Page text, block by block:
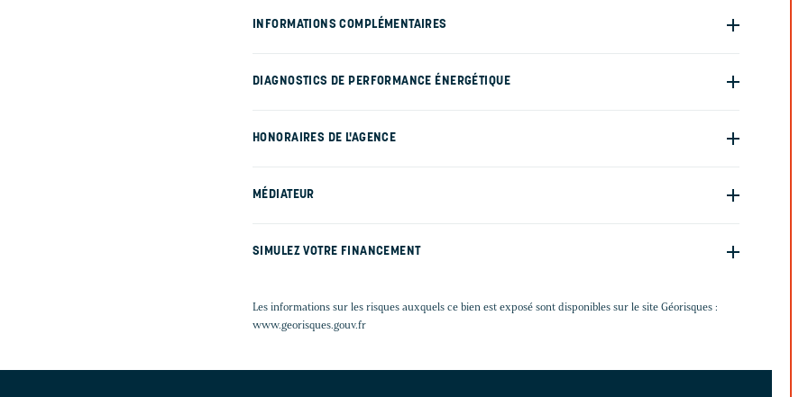
INFORMATIONS COMPLÉMENTAIRES
DIAGNOSTICS DE PERFORMANCE ÉNERGÉTIQUE
HONORAIRES DE L'AGENCE
MÉDIATEUR
SIMULEZ VOTRE FINANCEMENT
Les informations sur les risques auxquels ce bien est exposé sont disponibles sur le site Géorisques :
www.georisques.gouv.fr